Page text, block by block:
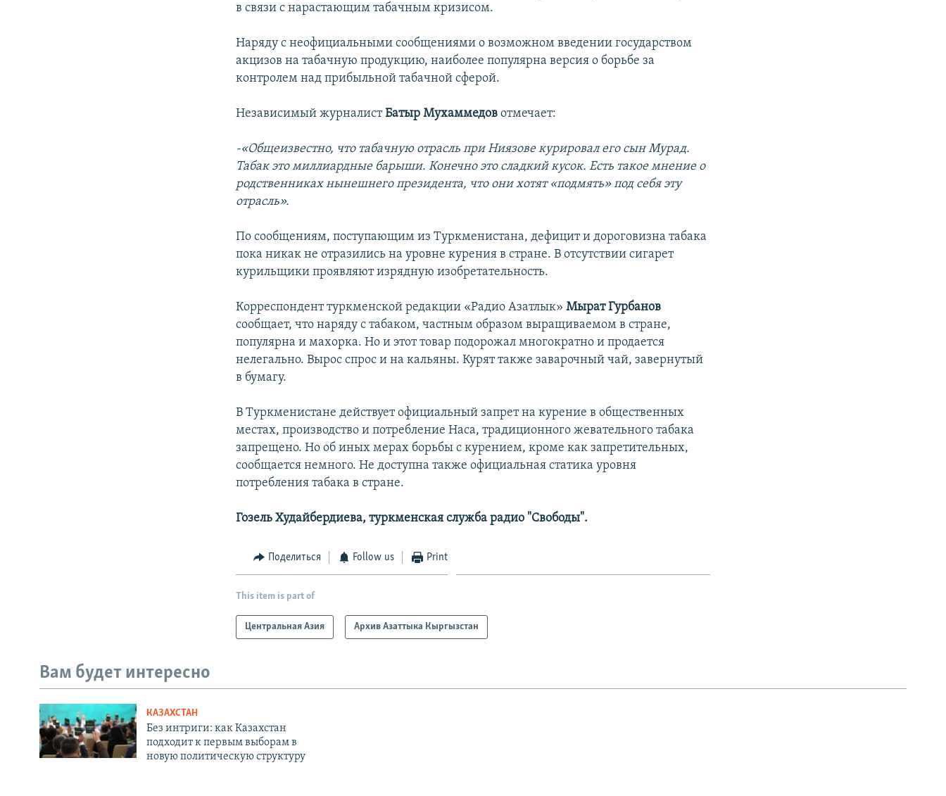
в связи с нарастающим табачным кризисом.
Наряду с неофициальными сообщениями о возможном введении государством
акцизов на табачную продукцию, наиболее популярна версия о борьбе за
контролем над прибыльной табачной сферой.
Независимый журналистБатыр Мухаммедов отмечает:
-«Общеизвестно, что табачную отрасль при Ниязове курировал его сын Мурад.
Табак это миллиардные барыши. Конечно это сладкий кусок. Есть такое мнение о
родственниках нынешнего президента, что они хотят «подмять» под себя эту
отрасль».
По сообщениям, поступающим из Туркменистана, дефицит и дороговизна табака
пока никак не отразились на уровне курения в стране. В отсутствии сигарет
курильщики проявляют изрядную изобретательность.
Корреспондент туркменской редакции «Радио Азатлык»Мырат Гурбанов
сообщает, что наряду с табаком, частным образом выращиваемом в стране,
популярна и махорка. Но и этот товар подорожал многократно и продается
нелегально. Вырос спрос и на кальяны. Курят также заварочный чай, завернутый
в бумагу.
В Туркменистане действует официальный запрет на курение в общественных
местах, производство и потребление Наса, традиционного жевательного табака
запрещено. Но об иных мерах борьбы с курением, кроме как запретительных,
сообщается немного. Не доступна также официальная статика уровня
потребления табака в стране.
Гозель Худайбердиева, туркменская служба радио "Свободы".
Поделиться Follow us Print
This item is part of
Центральная Азия Архив Азаттыка Кыргызстан
Вам будет интересно
КАЗАХСТАН
Без интриги: как Казахстан
подходит к первым выборам в
новую политическую структуру